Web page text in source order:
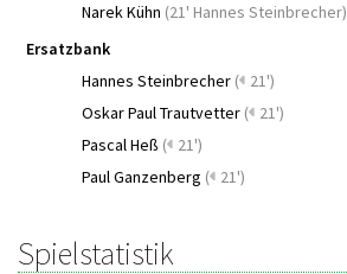
Narek Kühn (21' Hannes Steinbrecher)
Ersatzbank
Hannes Steinbrecher ( 21')
Oskar Paul Trautvetter ( 21')
Pascal Heß ( 21')
Paul Ganzenberg ( 21')
Spielstatistik